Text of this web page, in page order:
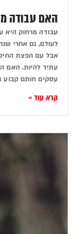
האם עבודה
עבודה מרחוק היא
לעולם, גם אחרי
אבל עם הפצת
עתיד להיות. האם
עסקים חותם קבוע
קרא עוד »